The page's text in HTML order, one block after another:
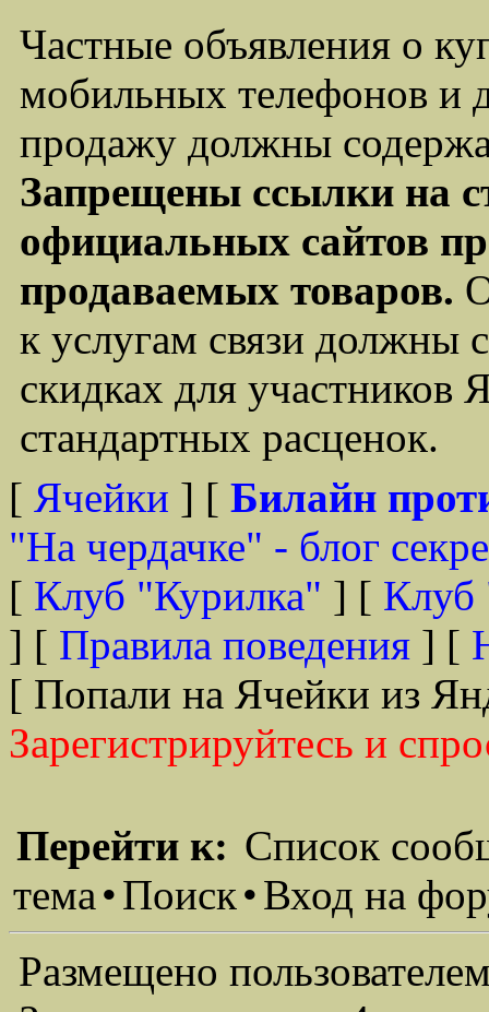
Частные объявления о
мобильных телефонов и
продажу должны
Запрещены ссылки на
официальных сайтов
продаваемых товаров.
к услугам связи должны
скидках для участников
стандартных расценок.
[ Ячейки ] [ Билайн
"На чердачке" - блог
[ Клуб "Курилка" ] [ Клуб
] [ Правила поведения ] [
[ Попали на Ячейки из
Зарегистрируйтесь и
Перейти к: Список
тема•Поиск•Вход на
Размещено